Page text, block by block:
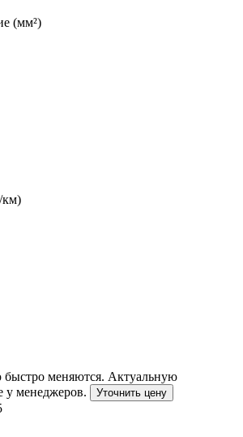
(мм²)
км)
меняются. Актуальную
у менеджеров.
Уточнить цену